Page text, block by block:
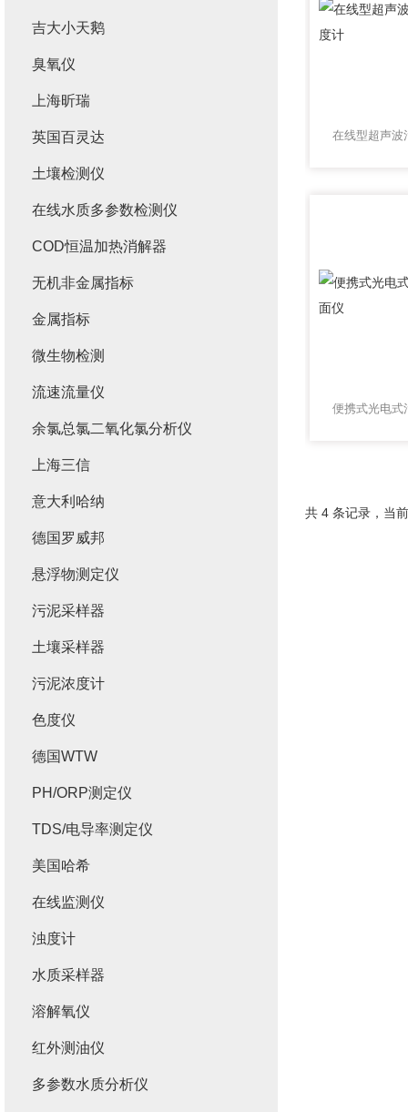
共 4 条记录，当
吉大小天鹅
臭氧仪
上海昕瑞
英国百灵达
土壤检测仪
在线水质多参数检测仪
COD恒温加热消解器
无机非金属指标
金属指标
微生物检测
流速流量仪
余氯总氯二氧化氯分析仪
上海三信
意大利哈纳
德国罗威邦
悬浮物测定仪
污泥采样器
土壤采样器
污泥浓度计
色度仪
德国WTW
PH/ORP测定仪
TDS/电导率测定仪
美国哈希
在线监测仪
浊度计
水质采样器
溶解氧仪
红外测油仪
多参数水质分析仪